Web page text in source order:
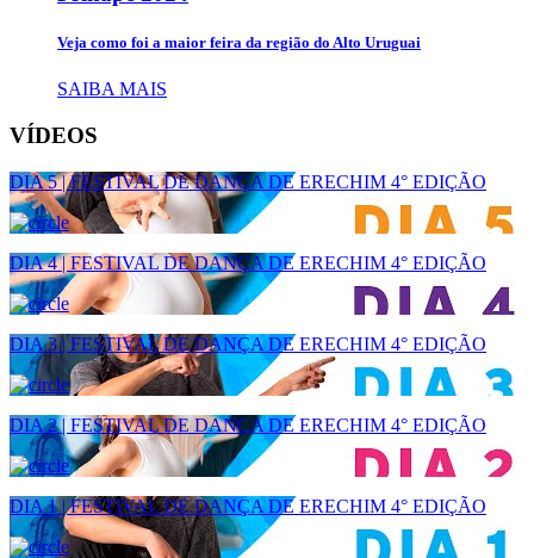
Veja como foi a maior feira da região do Alto Uruguai
SAIBA MAIS
VÍDEOS
DIA 5 | FESTIVAL DE DANÇA DE ERECHIM 4° EDIÇÃO
DIA 4 | FESTIVAL DE DANÇA DE ERECHIM 4° EDIÇÃO
DIA 3 | FESTIVAL DE DANÇA DE ERECHIM 4° EDIÇÃO
DIA 2 | FESTIVAL DE DANÇA DE ERECHIM 4° EDIÇÃO
DIA 1 | FESTIVAL DE DANÇA DE ERECHIM 4° EDIÇÃO